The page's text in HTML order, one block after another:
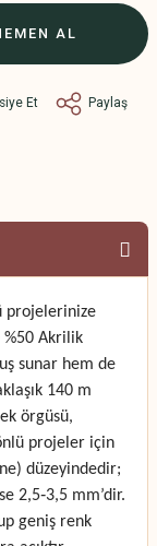
AL
Et Paylaş
projelerinize
%50 Akrilik
sunar hem de
140 m
örgüsü,
projeler için
düzeyindedir;
2,5‑3,5 mm’dir.
geniş renk